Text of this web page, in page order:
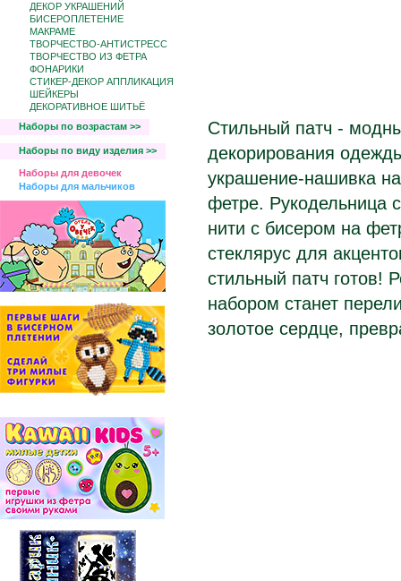
ДЕКОР УКРАШЕНИЙ
БИCЕРОПЛЕТЕНИЕ
МАКРАМЕ
ТВОРЧЕСТВО-АНТИСТРЕСС
ТВОРЧЕСТВО ИЗ ФЕТРА
ФОНАРИКИ
СТИКЕР-ДЕКОР АППЛИКАЦИЯ
ШЕЙКЕРЫ
ДЕКОРАТИВНОЕ ШИТЬЁ
Наборы по возрастам >>
Наборы по виду изделия >>
Наборы для девочек
Наборы для мальчиков
Стильный патч -
декорирования
украшение-нашивка
фетре. Рукодельница
нити с бисером на
стеклярус для
стильный патч готов!
набором станет
золотое сердце,